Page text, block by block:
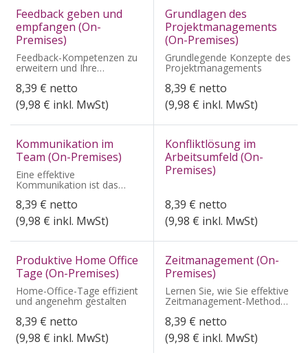
Feedback geben und
empfangen (On-
Premises)
Feedback-Kompetenzen zu
erweitern und Ihre
steigern
8,39 € netto
(9,98 € inkl. MwSt)
Grundlagen des
Projektmanagements
(On-Premises)
Grundlegende Konzepte des
Projektmanagements
8,39 € netto
(9,98 € inkl. MwSt)
Kommunikation im
Team (On-Premises)
Eine effektive
Kommunikation ist das
erfolgreichen Teams.
8,39 € netto
(9,98 € inkl. MwSt)
Konfliktlösung im
Arbeitsumfeld (On-
Premises)
8,39 € netto
(9,98 € inkl. MwSt)
Produktive Home Office
Tage (On-Premises)
Home-Office-Tage effizient
und angenehm gestalten
8,39 € netto
(9,98 € inkl. MwSt)
Zeitmanagement (On-
Premises)
Lernen Sie, wie Sie effektive
Zeitmanagement-Methoden
in Ihren Arbeitsalltag
integrieren.
8,39 € netto
(9,98 € inkl. MwSt)